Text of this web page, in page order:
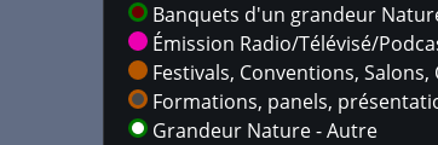
Banquets d'un grandeur
Émission Radio/Télévisé/
Festivals, Conventions, Salons,
Formations, panels,
Grandeur Nature - Autre